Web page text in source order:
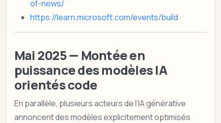
of-news/
https://learn.microsoft.com/events/build
Mai 2025 — Montée en
puissance des modèles IA
orientés code
En parallèle, plusieurs acteurs de l’IA générative
annoncent des modèles explicitement optimisés